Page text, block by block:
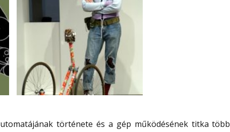
története és a gép működésének titka több